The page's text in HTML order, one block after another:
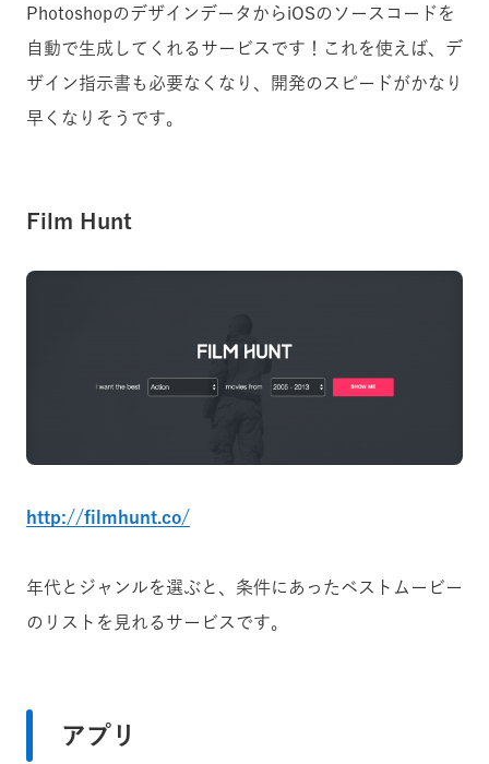
PhotoshopのデザインデータからiOSのソースコードを
自動で生成してくれるサービスです！これを使えば、デ
ザイン指示書も必要なくなり、開発のスピードがかなり
早くなりそうです。
Film Hunt
http://filmhunt.co/
年代とジャンルを選ぶと、条件にあったベストムービー
のリストを見れるサービスです。
アプリ